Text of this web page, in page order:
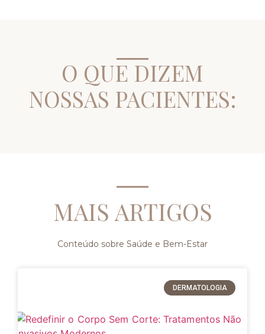
O QUE DIZEM
NOSSAS PACIENTES:
MAIS ARTIGOS
Conteúdo sobre Saúde e Bem-Estar
DERMATOLOGIA